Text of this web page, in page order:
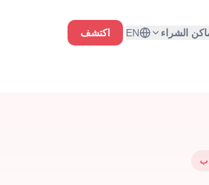
الشراء EN اكتشف